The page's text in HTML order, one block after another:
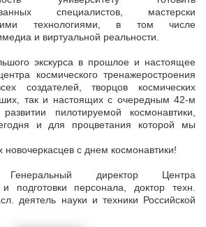
специалистов, мастерски
технологиями, в том числе
и виртуальной реальности.
экскурса в прошлое и настоящее
космического тренажеростроения
создателей, творцов космических
так и настоящих с очередным 42-м
пилотируемой космонавтики,
и для процветания которой мы
новочеркасцев с днем космонавтики!
директор Центра
и подготовки персонала, доктор техн.
деятель науки и техники Российской